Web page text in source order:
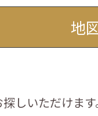
地
しいただけます